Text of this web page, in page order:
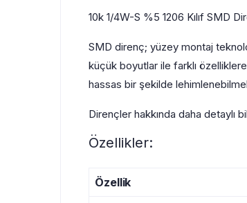
10k 1/4W-S %5 1206 Kılıf SMD
SMD direnç; yüzey montaj
küçük boyutlar ile farklı
hassas bir şekilde
Dirençler hakkında daha detaylı
Özellikler:
Özellik